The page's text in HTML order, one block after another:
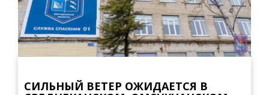
СИЛЬНЫЙ ВЕТЕР ОЖИДАЕТСЯ В